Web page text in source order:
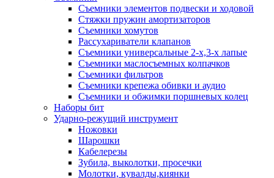
Съемники элементов подвески и ходовой
Стяжки пружин амортизаторов
Съемники хомутов
Рассухариватели клапанов
Съемники универсальные 2-х,3-х лапые
Съемники маслосъемных колпачков
Съемники фильтров
Съемники крепежа обивки и аудио
Съемники и обжимки поршневых колец
Наборы бит
Ударно-режущий инструмент
Ножовки
Шарошки
Кабелерезы
Зубила, выколотки, просечки
Молотки, кувалды,киянки